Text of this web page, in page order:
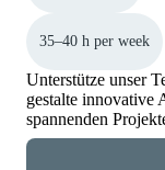
35–40 h per week
Unterstütze unser
gestalte innovative
spannenden